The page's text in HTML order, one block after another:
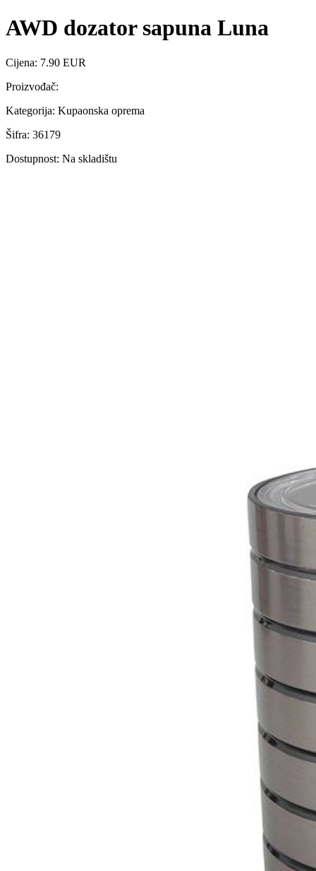
AWD dozator sapuna Luna
Cijena: 7.90 EUR
Proizvođač:
Kategorija: Kupaonska oprema
Šifra: 36179
Dostupnost: Na skladištu